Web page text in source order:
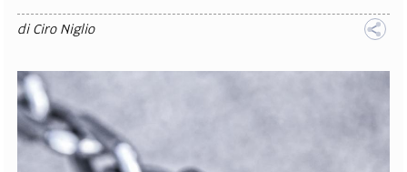
diCiro Niglio